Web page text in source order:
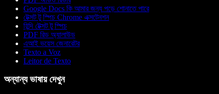
Google Docs কি আমার জন্য পড়ে শোনাতে পারে
টেক্সট টু স্পিচ Chrome এক্সটেনশন
হিন্দি টেক্সট টু স্পিচ
PDF রিড অ্যালাউড
এআই ভয়েস জেনারেটর
Texto a Voz
Leitor de Texto
অন্যান্য ভাষায় দেখুন